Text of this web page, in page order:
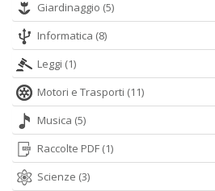
Giardinaggio (5)
Informatica (8)
Leggi (1)
Motori e Trasporti (11)
Musica (5)
Raccolte PDF (1)
Scienze (3)